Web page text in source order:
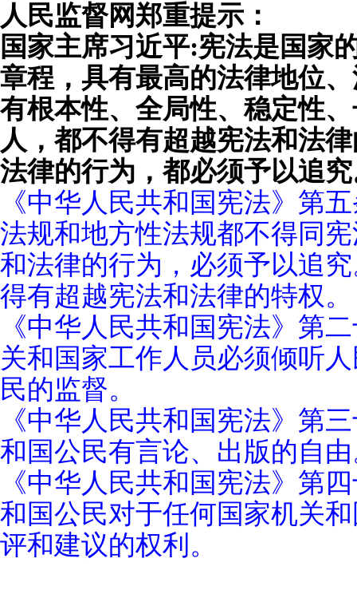
人民监督网郑重提示：
国家主席习近平:宪法是国家
章程，具有最高的法律地位
有根本性、全局性、稳定性
人，都不得有超越宪法和法
法律的行为，都必须予以追
《中华人民共和国宪法》第
法规和地方性法规都不得同
和法律的行为，必须予以追
得有超越宪法和法律的特权。
《中华人民共和国宪法》第
关和国家工作人员必须倾听
民的监督。
《中华人民共和国宪法》第
和国公民有言论、出版的自
《中华人民共和国宪法》第
和国公民对于任何国家机关
评和建议的权利。